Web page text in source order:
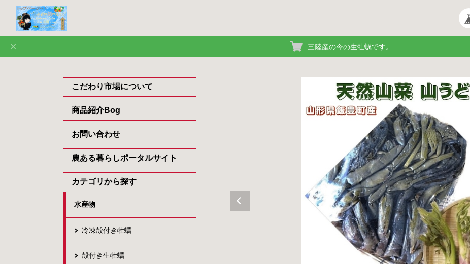
三陸産の今の生牡蠣です。
こだわり市場について
商品紹介Bog
お問い合わせ
農ある暮らしポータルサイト
カテゴリから探す
水産物
冷凍殻付き牡蠣
殻付き生牡蠣